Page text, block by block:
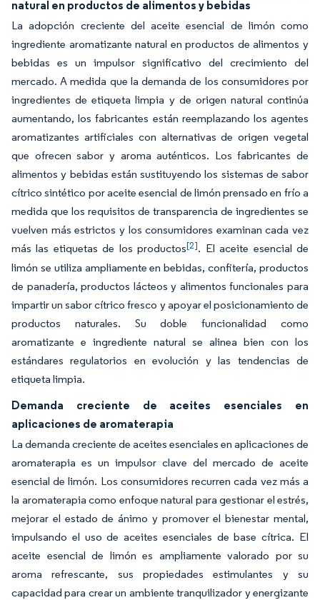
natural en productos de alimentos y bebidas
La adopción creciente del aceite esencial de limón como
ingrediente aromatizante natural en productos de alimentos y
bebidas es un impulsor significativo del crecimiento del
mercado. A medida que la demanda de los consumidores por
ingredientes de etiqueta limpia y de origen natural continúa
aumentando, los fabricantes están reemplazando los agentes
aromatizantes artificiales con alternativas de origen vegetal
que ofrecen sabor y aroma auténticos. Los fabricantes de
alimentos y bebidas están sustituyendo los sistemas de sabor
cítrico sintético por aceite esencial de limón prensado en frío a
medida que los requisitos de transparencia de ingredientes se
vuelven más estrictos y los consumidores examinan cada vez
más las etiquetas de los productos[2]. El aceite esencial de
limón se utiliza ampliamente en bebidas, confitería, productos
de panadería, productos lácteos y alimentos funcionales para
impartir un sabor cítrico fresco y apoyar el posicionamiento de
productos naturales. Su doble funcionalidad como
aromatizante e ingrediente natural se alinea bien con los
estándares regulatorios en evolución y las tendencias de
etiqueta limpia.
Demanda creciente de aceites esenciales en
aplicaciones de aromaterapia
La demanda creciente de aceites esenciales en aplicaciones de
aromaterapia es un impulsor clave del mercado de aceite
esencial de limón. Los consumidores recurren cada vez más a
la aromaterapia como enfoque natural para gestionar el estrés,
mejorar el estado de ánimo y promover el bienestar mental,
impulsando el uso de aceites esenciales de base cítrica. El
aceite esencial de limón es ampliamente valorado por su
aroma refrescante, sus propiedades estimulantes y su
capacidad para crear un ambiente tranquilizador y energizante